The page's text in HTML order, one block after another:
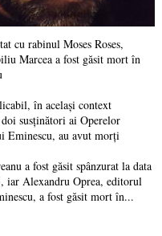
cu rabinul Moses Roses,
Marcea a fost găsit mort în
în același context
susținători ai Operelor
Eminescu, au avut morți
a fost găsit spânzurat la data
iar Alexandru Oprea, editorul
a fost găsit mort în...